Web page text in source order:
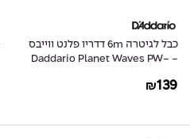
כבל לגיטרה 6m דדריו פלנט ווייבס
- Daddario Planet Waves PW-
₪139